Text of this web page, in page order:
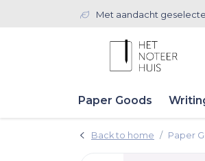
Met aandacht
Paper Goods
Back to home Paper